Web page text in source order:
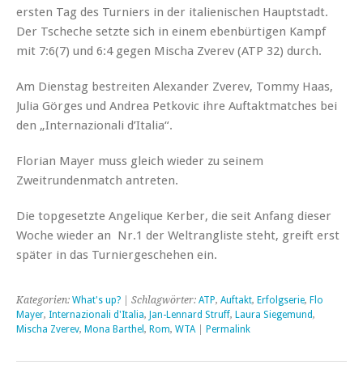
ersten Tag des Turniers in der italienischen Hauptstadt.
Der Tscheche setzte sich in einem ebenbürtigen Kampf
mit 7:6(7) und 6:4 gegen Mischa Zverev (ATP 32) durch.
Am Dienstag bestreiten Alexander Zverev, Tommy Haas,
Julia Görges und Andrea Petkovic ihre Auftaktmatches bei
den „Internazionali d’Italia“.
Florian Mayer muss gleich wieder zu seinem
Zweitrundenmatch antreten.
Die topgesetzte Angelique Kerber, die seit Anfang dieser
Woche wieder an Nr.1 der Weltrangliste steht, greift erst
später in das Turniergeschehen ein.
Kategorien: What's up? | Schlagwörter: ATP, Auftakt, Erfolgserie, Flo
Mayer, Internazionali d'Italia, Jan-Lennard Struff, Laura Siegemund,
Mischa Zverev, Mona Barthel , Rom, WTA| Permalink